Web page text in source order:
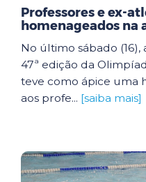
Professores e ex-
homenageados na
No último sábado
47ª edição da
teve como ápice uma
aos profe... [saiba mais]